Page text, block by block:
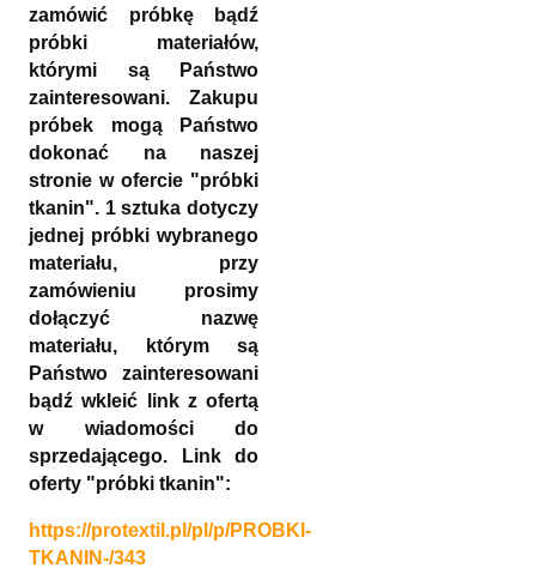
zamówić próbkę bądź
próbki materiałów,
którymi są Państwo
zainteresowani. Zakupu
próbek mogą Państwo
dokonać na naszej
stronie w ofercie "próbki
tkanin". 1 sztuka dotyczy
jednej próbki wybranego
materiału, przy
zamówieniu prosimy
dołączyć nazwę
materiału, którym są
Państwo zainteresowani
bądź wkleić link z ofertą
w wiadomości do
sprzedającego. Link do
oferty "próbki tkanin":
https://protextil.pl/pl/p/PROBKI-
TKANIN-/343